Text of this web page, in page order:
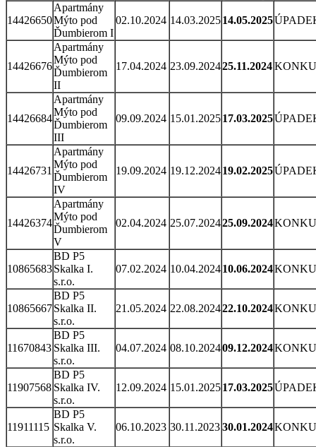
14426650
Apartmány
Mýto pod
Ďumbierom I
02.10.2024 14.03.202514.05.2025
14426676
Apartmány
Mýto pod
Ďumbierom
II
17.04.2024 23.09.202425.11.2024
14426684
Apartmány
Mýto pod
Ďumbierom
III
09.09.2024 15.01.202517.03.2025
14426731
Apartmány
Mýto pod
Ďumbierom
IV
19.09.2024 19.12.202419.02.2025
14426374
Apartmány
Mýto pod
Ďumbierom
V
02.04.2024 25.07.202425.09.2024
10865683
BD P5
Skalka I.
s.r.o.
07.02.2024 10.04.202410.06.2024
10865667
BD P5
Skalka II.
s.r.o.
21.05.2024 22.08.202422.10.2024
11670843
BD P5
Skalka III.
s.r.o.
04.07.2024 08.10.202409.12.2024
11907568
BD P5
Skalka IV.
s.r.o.
12.09.2024 15.01.202517.03.2025
11911115
BD P5
Skalka V.
s.r.o.
06.10.2023 30.11.202330.01.2024